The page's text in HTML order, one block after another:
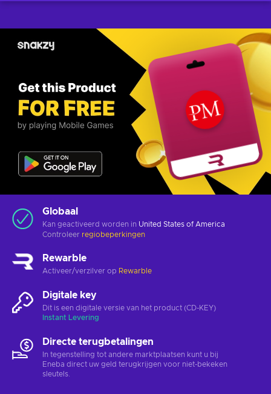
Globaal
Kan geactiveerd worden in United States of America
Controleer regiobeperkingen
Rewarble
Activeer/verzilver op Rewarble
Digitale key
Dit is een digitale versie van het product (CD-KEY)
Instant Levering
Directe terugbetalingen
In tegenstelling tot andere marktplaatsen kunt u bij
Eneba direct uw geld terugkrijgen voor niet-bekeken
sleutels.